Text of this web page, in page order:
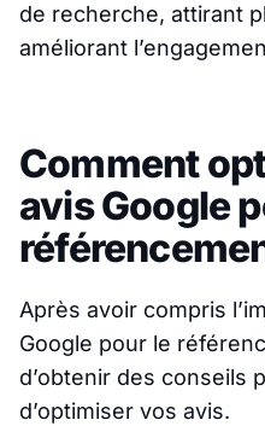
de recherche, attirant
améliorant
Comment
avis Google
Après avoir compris
Google pour le
d’obtenir des conseils
d’optimiser vos avis.